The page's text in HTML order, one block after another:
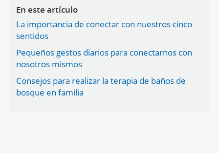
En este artículo
La importancia de conectar con nuestros cinco
sentidos
Pequeños gestos diarios para conectarnos con
nosotros mismos
Consejos para realizar la terapia de baños de
bosque en familia